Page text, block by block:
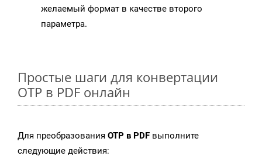
желаемый формат в качестве второго
параметра.
Простые шаги для конвертации
OTP в PDF онлайн
Для преобразования OTP в PDF выполните
следующие действия: